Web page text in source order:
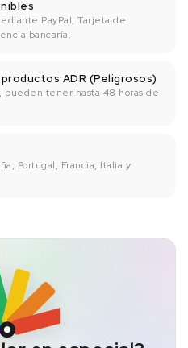
PayPal, Tarjeta de
bancaría.
ADR (Peligrosos)
pueden tener hasta 48 horas de
Portugal, Francia, Italia y